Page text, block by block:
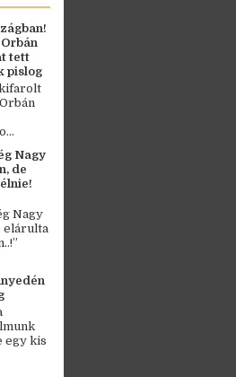
tett
pislog
Nagy
de
Nagy
elárulta
egy kis